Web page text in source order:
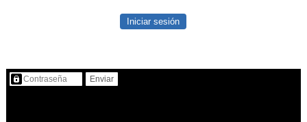
Iniciar sesión
Contenido protegido…